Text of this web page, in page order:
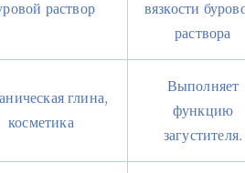
раствор
вязкости
раствора
глина,
косметика
Выполняет
функцию
загустителя.